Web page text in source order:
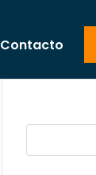
Contacto